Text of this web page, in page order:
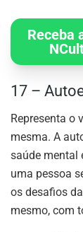
Receba
17 –
Representa o
mesma. A
saúde mental
uma pessoa
os desafios
mesmo, com